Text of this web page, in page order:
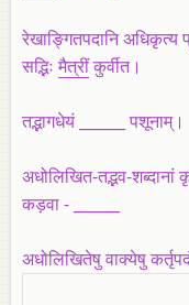
रेखाङ्गितपदानि अधिकृत्य
सद्भिःमैत्रींकुर्वीत।
तद्भागधेयं ______ पशूनाम्‌।
अधोलिखित-तद्भव-
कड़वा -
अधोलिखितेषु वाक्येषु